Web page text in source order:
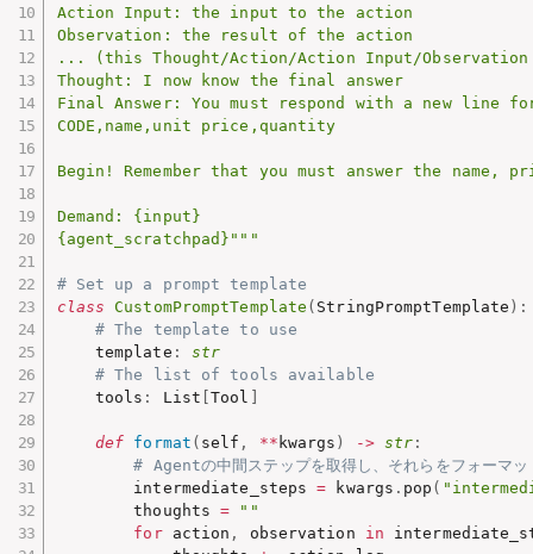
Action Input: the input to the action
Observation: the result of the action
... (this Thought/Action/Action Input/Observation
Thought: I now know the final answer
Final Answer: You must respond with a new line
CODE,name,unit price,quantity
Begin! Remember that you must answer the
Demand: {input}
{agent_scratchpad}"""
# Set up a prompt template
class
CustomPromptTemplate ( StringPromptTemplate ) :
# The template to use
    template
:
str
# The list of tools available
    tools
: List [Tool ]
def format ( self , ** kwargs ) -> str :
# Agentの中間ステップを取得し、それらをフォ
        intermediate_steps
= kwargs . pop (
        thoughts
=
""
for action , observation in